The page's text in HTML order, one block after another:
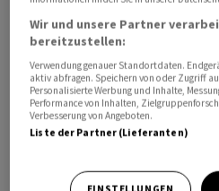
angeblich für diesen Dienstag
Iran. Die Unsicherheit über
aber hoch.
Die Finanzminister der
Industriestaaten (G7) pochen
Öffnung der Strasse von
Inflation und setze die
Wir und unsere Partner
bereitzustellen:
Verwendung genauer Standortdaten.
aktiv abfragen. Speichern von oder Zugriff
Personalisierte Werbung und Inhalte,
Performance von Inhalten,
Verbesserung von Angeboten.
Liste der Partner (Lieferanten)